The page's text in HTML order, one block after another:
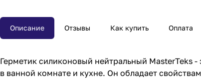
Описание Отзывы Как купить Оплата
Герметик силиконовый нейтральный MasterTeks
в ванной комнате и кухне. Он обладает